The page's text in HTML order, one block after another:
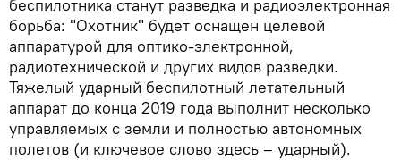
беспилотника станут разведка и радиоэлектронная
борьба: "Охотник" будет оснащен целевой
аппаратурой для оптико-электронной,
радиотехнической и других видов разведки.
Тяжелый ударный беспилотный летательный
аппарат до конца 2019 года выполнит несколько
управляемых с земли и полностью автономных
полетов (и ключевое слово здесь – ударный).